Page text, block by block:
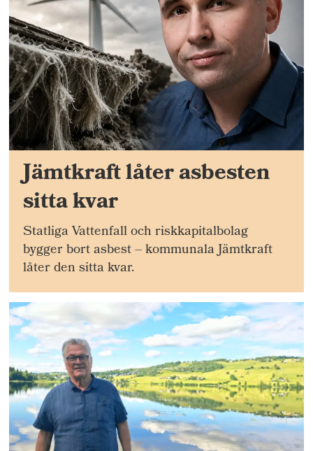
Jämtkraft låter asbesten
sitta kvar
Statliga Vattenfall och riskkapitalbolag
bygger bort asbest – kommunala Jämtkraft
låter den sitta kvar.